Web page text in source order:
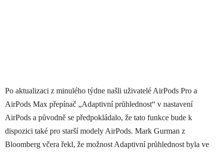
Po aktualizaci z minulého týdne našli uživatelé ‌AirPods Pro‌ a
‌AirPods Max‌ přepínač „Adaptivní průhlednost“ v nastavení
AirPods a původně se předpokládalo, že tato funkce bude k
dispozici také pro starší modely AirPods. Mark Gurman z
Bloomberg včera řekl, že možnost Adaptivní průhlednost byla ve